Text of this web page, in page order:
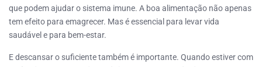
que podem ajudar o sistema imune. A boa alimentação não apenas
tem efeito para emagrecer. Mas é essencial para levar vida
saudável e para bem-estar.
E descansar o suficiente também é importante. Quando estiver com